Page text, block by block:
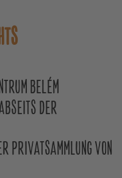
BELÉM
DER
PRIVATSAMMLUNG VON